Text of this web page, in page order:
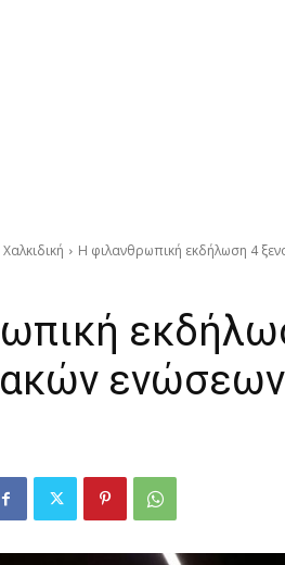
Χαλκιδική Η φιλανθρωπική εκδήλωση 4
ενώσεων